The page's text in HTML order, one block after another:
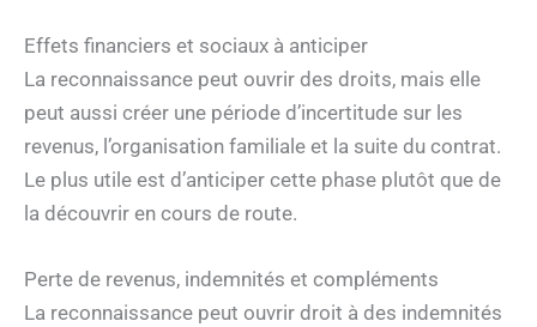
Effets financiers et sociaux à anticiper
La reconnaissance peut ouvrir des droits, mais elle
peut aussi créer une période d’incertitude sur les
revenus, l’organisation familiale et la suite du contrat.
Le plus utile est d’anticiper cette phase plutôt que de
la découvrir en cours de route.
Perte de revenus, indemnités et compléments
La reconnaissance peut ouvrir droit à des indemnités